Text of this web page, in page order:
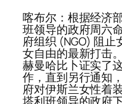
喀布尔：根据经济
班领导的政府周六
府组织 (NGO) 阻
女自由的最新打击
赫曼哈比卜证实了
作，直到另行通知
府对伊斯兰女性着